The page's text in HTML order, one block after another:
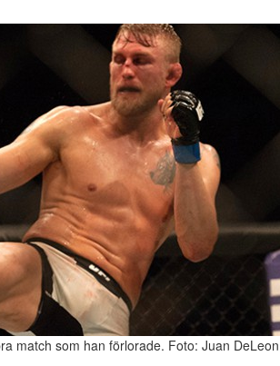
match som han förlorade. Foto: Juan